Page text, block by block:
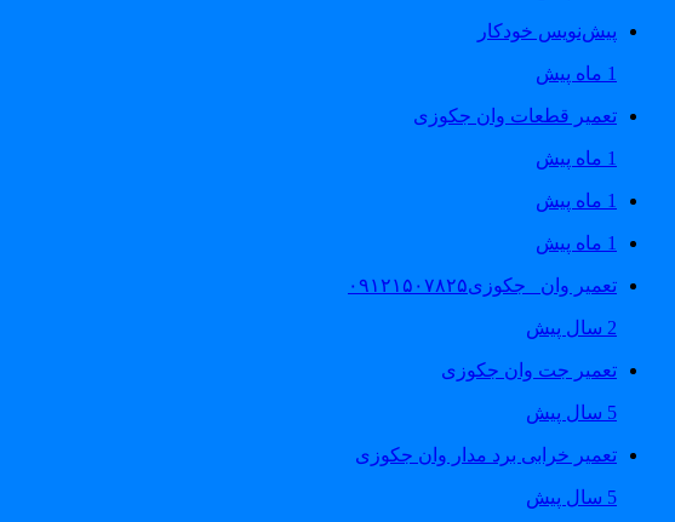
پیش‌نویس خودکار
1 ماه پیش
تعمیر قطعات وان جکوزی
1 ماه پیش
1 ماه پیش
1 ماه پیش
تعمیر وان _جکوزی۰۹۱۲۱۵۰۷۸۲۵
2 سال پیش
تعمیر جت وان جکوزی
5 سال پیش
تعمیر خرابی برد مدار وان جکوزی
5 سال پیش